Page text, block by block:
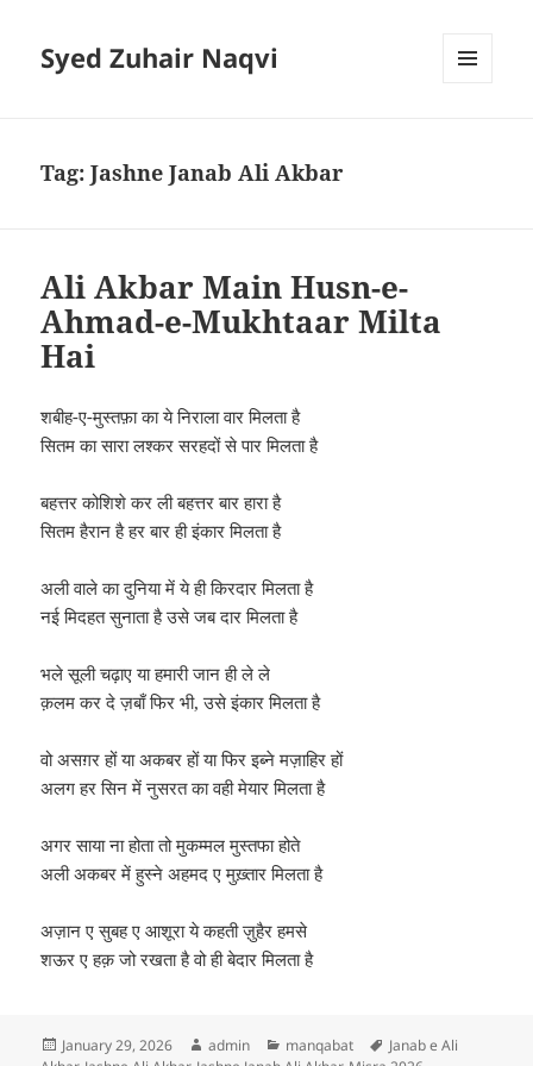
Syed Zuhair Naqvi
Tag:Jashne Janab Ali Akbar
Ali Akbar Main Husn-e-
Ahmad-e-Mukhtaar Milta
Hai
शबीह-ए-मुस्तफ़ा का ये निराला वार मिलता है
सितम का सारा लश्कर सरहदों से पार मिलता है
बहत्तर कोशिशे कर ली बहत्तर बार हारा है
सितम हैरान है हर बार ही इंकार मिलता है
अली वाले का दुनिया में ये ही किरदार मिलता है
नई मिदहत सुनाता है उसे जब दार मिलता है
भले सूली चढ़ाए या हमारी जान ही ले ले
क़लम कर दे ज़बाँ फिर भी, उसे इंकार मिलता है
वो असग़र हों या अकबर हों या फिर इब्ने मज़ाहिर हों
अलग हर सिन में नुसरत का वही मेयार मिलता है
अगर साया ना होता तो मुकम्मल मुस्तफा होते
अली अकबर में हुस्ने अहमद ए मुख़्तार मिलता है
अज़ान ए सुबह ए आशूरा ये कहती ज़ुहैर हमसे
शऊर ए हक़ जो रखता है वो ही बेदार मिलता है
Posted
January 29, 2026 Author
admin Categories
manqabat Tags
Janab e Ali